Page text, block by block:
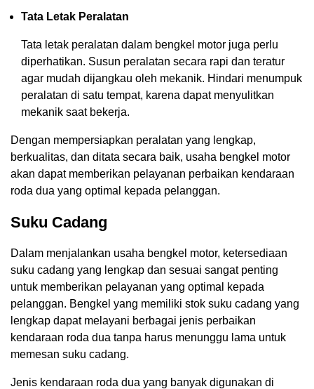
Tata Letak Peralatan
Tata letak peralatan dalam bengkel motor juga perlu
diperhatikan. Susun peralatan secara rapi dan teratur
agar mudah dijangkau oleh mekanik. Hindari menumpuk
peralatan di satu tempat, karena dapat menyulitkan
mekanik saat bekerja.
Dengan mempersiapkan peralatan yang lengkap,
berkualitas, dan ditata secara baik, usaha bengkel motor
akan dapat memberikan pelayanan perbaikan kendaraan
roda dua yang optimal kepada pelanggan.
Suku Cadang
Dalam menjalankan usaha bengkel motor, ketersediaan
suku cadang yang lengkap dan sesuai sangat penting
untuk memberikan pelayanan yang optimal kepada
pelanggan. Bengkel yang memiliki stok suku cadang yang
lengkap dapat melayani berbagai jenis perbaikan
kendaraan roda dua tanpa harus menunggu lama untuk
memesan suku cadang.
Jenis kendaraan roda dua yang banyak digunakan di